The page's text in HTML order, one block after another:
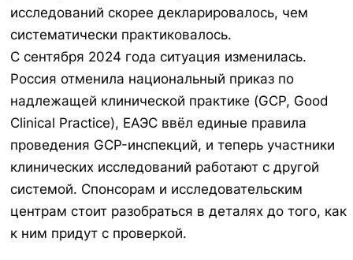
исследований скорее декларировалось, чем
систематически практиковалось.
С сентября 2024 года ситуация изменилась.
Россия отменила национальный приказ по
надлежащей клинической практике (GCP, Good
Clinical Practice), ЕАЭС ввёл единые правила
проведения GCP-инспекций, и теперь участники
клинических исследований работают с другой
системой. Спонсорам и исследовательским
центрам стоит разобраться в деталях до того, как
к ним придут с проверкой.